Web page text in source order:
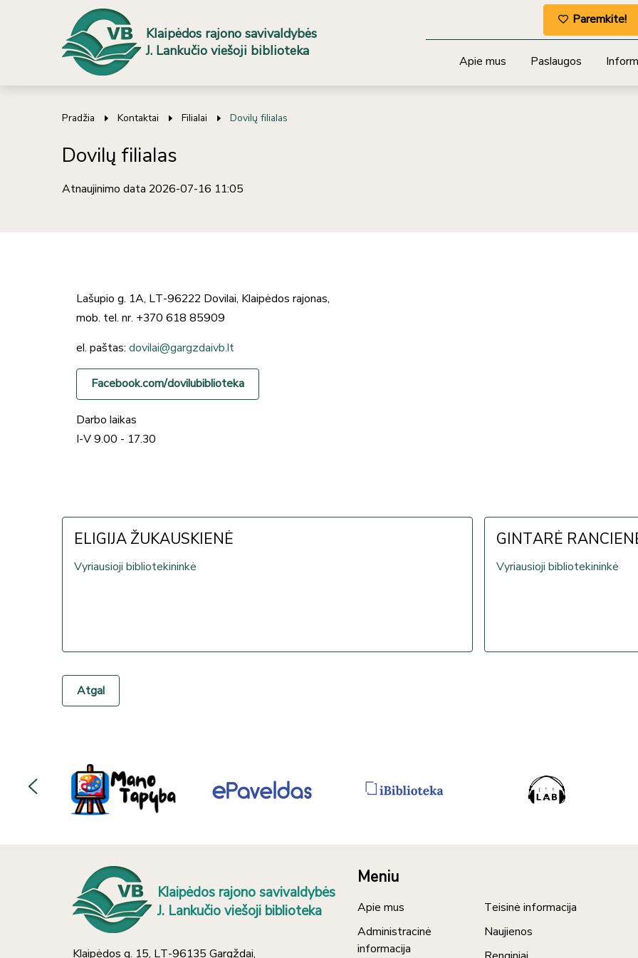
Klaipėdos rajono savivaldybės
J. Lankučio viešoji biblioteka
Paremkite!
Apie mus Paslaugos
Pradžia Kontaktai Filialai Dovilų filialas
Dovilų filialas
Atnaujinimo data 2026-07-16 11:05
Lašupio g. 1A, LT-96222 Dovilai, Klaipėdos rajonas,
mob. tel. nr. +370 618 85909
el. paštas: dovilai@gargzdaivb.lt
Facebook.com/dovilubiblioteka
Darbo laikas
I-V 9.00 - 17.30
ELIGIJA ŽUKAUSKIENĖ
Vyriausioji bibliotekininkė
GINTARĖ
Vyriausioji bibliotekininkė
Atgal
Klaipėdos rajono savivaldybės
J. Lankučio viešoji biblioteka
Klaipėdos g. 15, LT-96135 Gargždai,
Meniu
Apie mus
Administracinė
informacija
Teisinė informacija
Naujienos